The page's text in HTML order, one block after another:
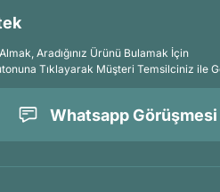
Aradığınız Ürünü Bulamak İçin
Tıklayarak Müşteri Temsilciniz ile
Whatsapp Görüşmesi